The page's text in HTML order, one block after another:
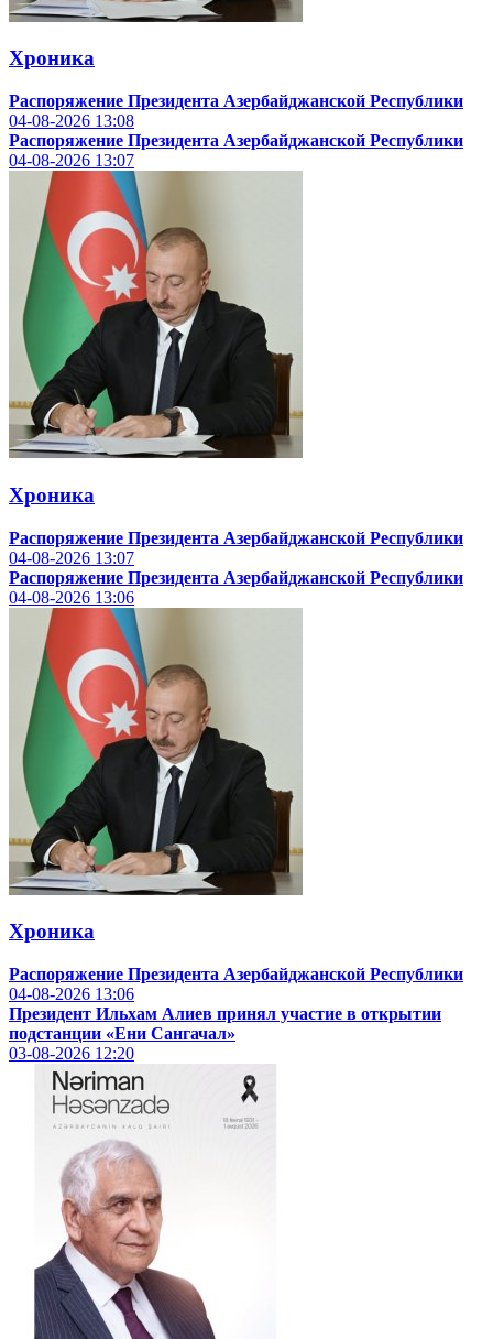
Хроника
Распоряжение Президента Азербайджанской Республики
04-08-2026 13:08
Распоряжение Президента Азербайджанской Республики
04-08-2026 13:07
Хроника
Распоряжение Президента Азербайджанской Республики
04-08-2026 13:07
Распоряжение Президента Азербайджанской Республики
04-08-2026 13:06
Хроника
Распоряжение Президента Азербайджанской Республики
04-08-2026 13:06
Президент Ильхам Алиев принял участие в открытии
подстанции «Ени Сангачал»
03-08-2026 12:20